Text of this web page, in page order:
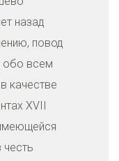
назад
повод
обо всем
качестве
XVII
честь